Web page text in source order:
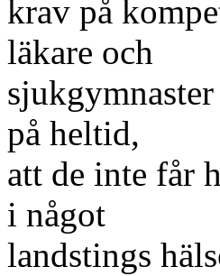
krav på
läkare och
på heltid,
att de inte får
i något
landstings